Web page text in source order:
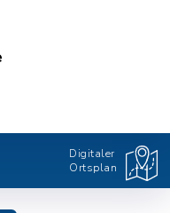
Digitaler
Ortsplan